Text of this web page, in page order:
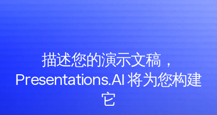
描述您的演示文稿，
Presentations.AI 将为您构建
它